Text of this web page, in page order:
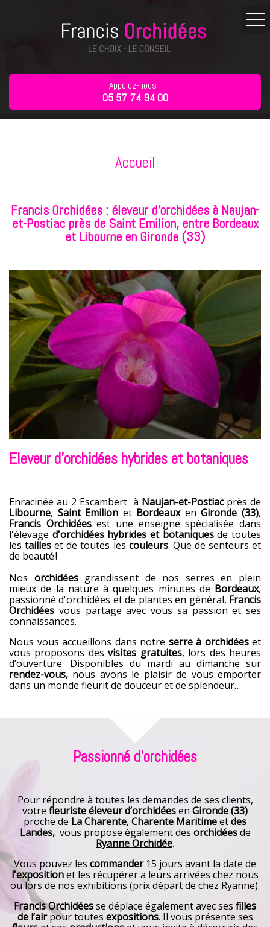
Appelez-nous :
05 57 74 94 00
Accueil
Francis Orchidées : éleveur d'orchidées à Naujan-
et-Postiac près de Saint Emilion, entre Bordeaux
et Libourne en Gironde (33)
Eleveur d'orchidées hybrides et botaniques
Enracinée au 2 Escambert à Naujan-et-Postiac près de
Libourne, Saint Emilion et Bordeaux en Gironde (33),
Francis Orchidéesest une enseigne spécialisée dans
l'élevage d'orchidées hybrides et botaniquesde toutes
lestailles et de toutes les couleurs. Que de senteurs et
de beauté !
Nos orchidéesgrandissent de nos serres en plein
mieux de la nature à quelques minutes de Bordeaux,
passionné d'orchidées et de plantes en général, Francis
Orchidées vous partage avec vous sa passion et ses
connaissances.
Nous vous accueillons dans notre serre à orchidéeset
vous proposons desvisites gratuites, lors des heures
d’ouverture. Disponibles du mardi au dimanche sur
rendez-vous, nous avons le plaisir de vous emporter
dans un monde fleurit de douceur et de splendeur…
Passionné d'orchidées
Pour répondre à toutes les demandes de ses clients,
votre fleuriste éleveur d’orchidéesen Gironde (33)
proche de La Charente, Charente Maritimeetdes
Landes, vous propose également des orchidéesde
Ryanne Orchidée.
Vous pouvez les commander15 jours avant la date de
l'expositionet les récupérer a leurs arrivées chez nous
ou lors de nos exhibitions (prix départ de chez Ryanne).
Francis Orchidéesse déplace également avec ses filles
de l’airpour toutes expositions. Il vous présente ses